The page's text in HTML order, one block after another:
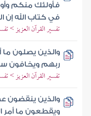
فأولئك منكم
في كتاب الله إن
تفسير القرآن العزيز >
والذين يصلون ما
ربهم ويخافون
تفسير القرآن العزيز >
والذين ينقضون
ويقطعون ما أمر